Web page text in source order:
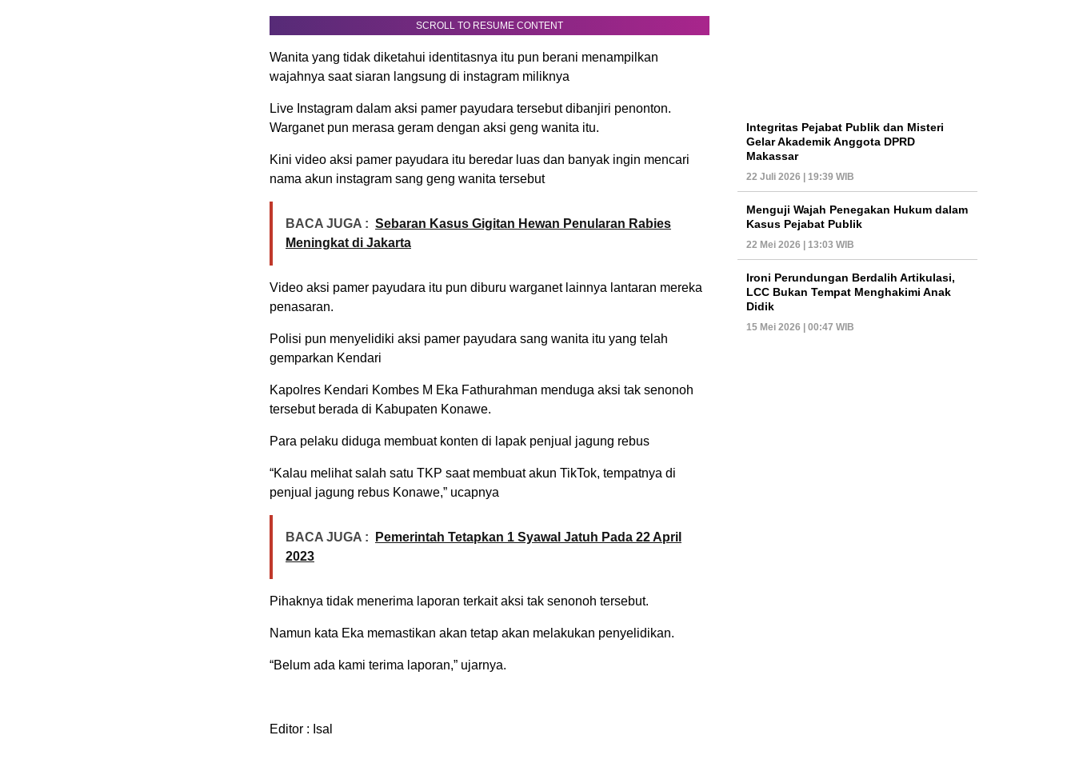
SCROLL TO RESUME CONTENT
Wanita yang tidak diketahui identitasnya itu pun berani menampilkan
wajahnya saat siaran langsung di instagram miliknya
Live Instagram dalam aksi pamer payudara tersebut dibanjiri penonton.
Warganet pun merasa geram dengan aksi geng wanita itu.
Kini video aksi pamer payudara itu beredar luas dan banyak ingin mencari
nama akun instagram sang geng wanita tersebut
BACA JUGA : Sebaran Kasus Gigitan Hewan Penularan Rabies
Meningkat di Jakarta
Video aksi pamer payudara itu pun diburu warganet lainnya lantaran mereka
penasaran.
Polisi pun menyelidiki aksi pamer payudara sang wanita itu yang telah
gemparkan Kendari
Kapolres Kendari Kombes M Eka Fathurahman menduga aksi tak senonoh
tersebut berada di Kabupaten Konawe.
Para pelaku diduga membuat konten di lapak penjual jagung rebus
“Kalau melihat salah satu TKP saat membuat akun TikTok, tempatnya di
penjual jagung rebus Konawe,” ucapnya
BACA JUGA :
Pemerintah Tetapkan 1 Syawal Jatuh Pada 22 April
2023
Pihaknya tidak menerima laporan terkait aksi tak senonoh tersebut.
Namun kata Eka memastikan akan tetap akan melakukan penyelidikan.
“Belum ada kami terima laporan,” ujarnya.
Editor : Isal
Integritas Pejabat Publik dan Misteri
Gelar Akademik Anggota DPRD
Makassar
22 Juli 2026 | 19:39 WIB
Menguji Wajah Penegakan Hukum dalam
Kasus Pejabat Publik
22 Mei 2026 | 13:03 WIB
Ironi Perundungan Berdalih Artikulasi,
LCC Bukan Tempat Menghakimi Anak
Didik
15 Mei 2026 | 00:47 WIB